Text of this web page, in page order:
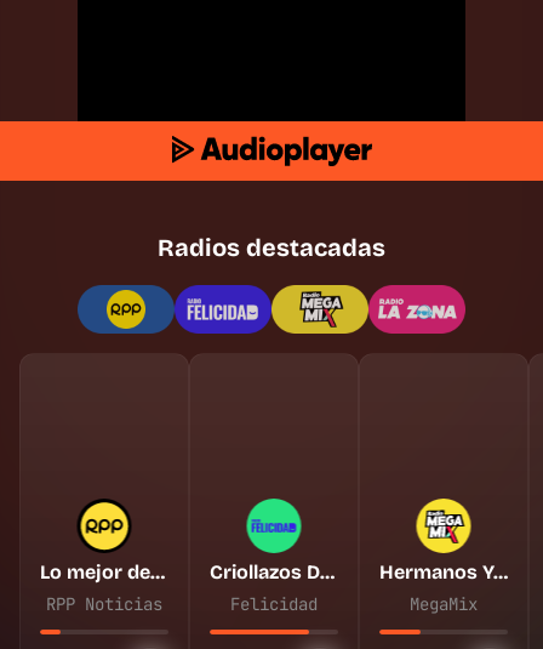
Radios destacadas
Lo mejor de Los Chistosos
RPP Noticias
Criollazos De Felicidad
Felicidad
Hermanos Yaipén y sus amigos
MegaMix